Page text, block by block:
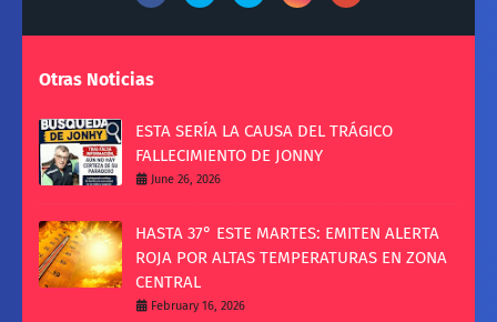
Otras Noticias
ESTA SERÍA LA CAUSA DEL TRÁGICO
FALLECIMIENTO DE JONNY
June 26, 2026
HASTA 37° ESTE MARTES: EMITEN ALERTA
ROJA POR ALTAS TEMPERATURAS EN ZONA
CENTRAL
February 16, 2026